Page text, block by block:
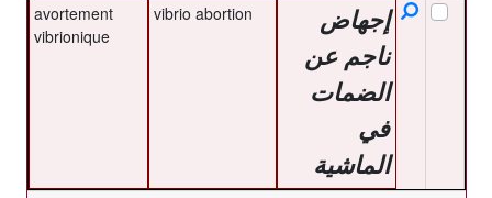
إجهاض
ناجم عن
الضمات
في
الماشية
vibrio abortion
avortement
vibrionique